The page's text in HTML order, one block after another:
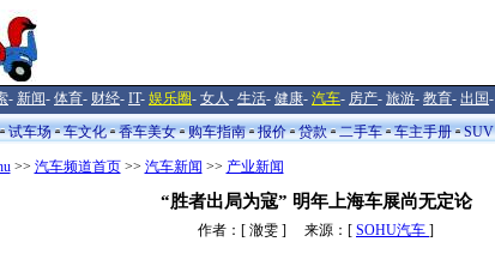
- 新闻- 体育- 财经- IT- 娱乐圈- 女人- 生活- 健康- 汽车- 房产- 旅游- 教育- 出国-
试车场 车文化 香车美女 购车指南 报价 贷款 二手车 车主手册 SUV
>> 汽车频道首页>> 汽车新闻 >> 产业新闻
“胜者出局为寇” 明年上海车展尚无定论
作者：[ 澈雯 ] 来源：[ SOHU汽车 ]